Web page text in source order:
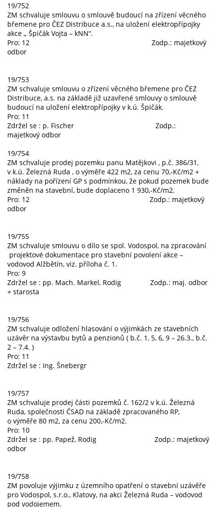
19/752
ZM schvaluje smlouvu o smlouvě budoucí na zřízení věcného
břemene pro ČEZ Distribuce a.s., na uložení elektropřípojky
akce „ Špičák Vojta – kNN“.
Pro: 12 Zodp.: majetkový
odbor
19/753
ZM schvaluje smlouvu o zřízení věcného břemene pro ČEZ
Distribuce, a.s. na základě již uzavřené smlouvy o smlouvě
budoucí na uložení elektropřípojky v k.ú. Špičák.
Pro: 11
Zdržel se : p. Fischer Zodp.:
majetkový odbor
19/754
ZM schvaluje prodej pozemku panu Matějkovi , p.č. 386/31,
v k.ú. Železná Ruda , o výměře 422 m2, za cenu 70,-Kč/m2 +
náklady na pořízení GP s podmínkou, že pokud pozemek bude
změněn na stavební, bude doplaceno 1 930,-Kč/m2.
Pro: 12 Zodp.: majetkový
odbor
19/755
ZM schvaluje smlouvu o dílo se spol. Vodospol, na zpracování
projektové dokumentace pro stavební povolení akce –
vodovod Alžbětín, viz. příloha č. 1.
Pro: 9
Zdržel se : pp. Mach. Markel, Rodig Zodp.: maj. odbor
+ starosta
19/756
ZM schvaluje odložení hlasování o výjimkách ze stavebních
uzávěr na výstavbu bytů a penzionů ( b.č. 1, 5, 6, 9 – 26.3., b.č.
2 – 7.4. )
Pro: 11
Zdržel se : Ing. Šnebergr
19/757
ZM schvaluje prodej části pozemků č. 162/2 v k.ú. Železná
Ruda, společnosti ČSAD na základě zpracovaného RP,
o výměře 80 m2, za cenu 200,-Kč/m2.
Pro: 10
Zdržel se : pp. Papež, Rodig Zodp.: majetkový
odbor
19/758
ZM povoluje výjimku z územního opatření o stavební uzávěře
pro Vodospol, s.r.o., Klatovy, na akci Železná Ruda – vodovod
pod vodojemem.